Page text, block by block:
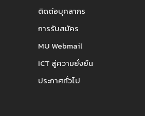
ติดต่อบุคลากร
การรับสมัคร
MU Webmail
ICT สู่ความยั่งยืน
ประกาศทั่วไป